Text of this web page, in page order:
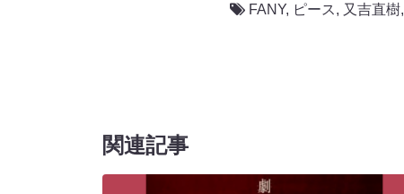
FANY, ピース, 又吉直樹,
関連記事